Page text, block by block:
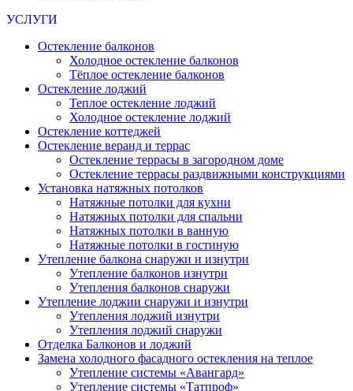
УСЛУГИ
Остекление балконов
Холодное остекление балконов
Тёплое остекление балконов
Остекление лоджий
Теплое остекление лоджий
Холодное остекление лоджий
Остекление коттеджей
Остекление веранд и террас
Остекление террасы в загородном доме
Остекление террасы раздвижными конструкциями
Установка натяжных потолков
Натяжные потолки для кухни
Натяжных потолки для спальни
Натяжных потолки в ванную
Натяжные потолки в гостиную
Утепление балкона снаружи и изнутри
Утепление балконов изнутри
Утепления балконов снаружи
Утепление лоджии снаружи и изнутри
Утепления лоджий изнутри
Утепления лоджий снаружи
Отделка Балконов и лоджий
Замена холодного фасадного остекления на теплое
Утепление системы «Авангард»
Утепление системы «Татпроф»